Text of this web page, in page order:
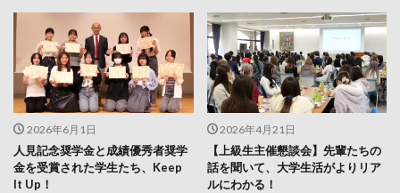
2026年6月1日
人見記念奨学金と成績優秀者奨学
金を受賞された学生たち、Keep
It Up！
2026年4月21日
【上級生主催懇談会】先輩たちの
話を聞いて、大学生活がよりリア
ルにわかる！